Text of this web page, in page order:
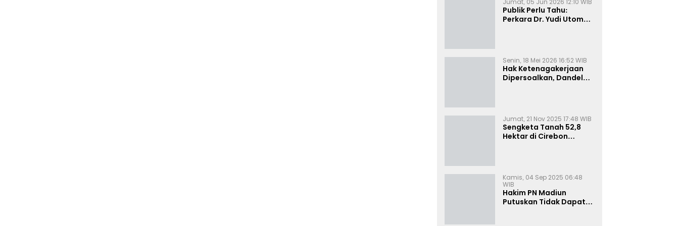
Jumat, 05 Jun 2026 12:10 WIB
Publik Perlu Tahu:
Perkara Dr. Yudi Utomo
Resmi
Senin, 18 Mei 2026 16:52 WIB
Hak Ketenagakerjaan
Dipersoalkan, Dandel
Jumat, 21 Nov 2025 17:48 WIB
Sengketa Tanah 52,8
Hektar di Cirebon
Kamis, 04 Sep 2025 06:48
WIB
Hakim PN Madiun
Putuskan Tidak Dapat